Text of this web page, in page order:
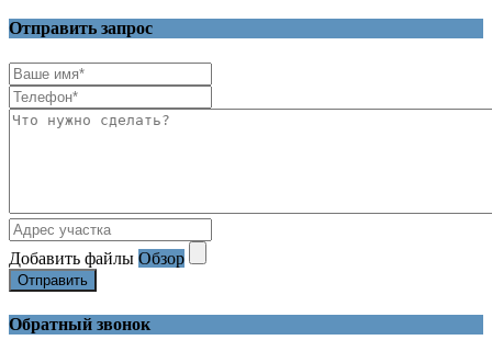
Отправить запрос
Добавить файлы Обзор
Отправить
Обратный звонок